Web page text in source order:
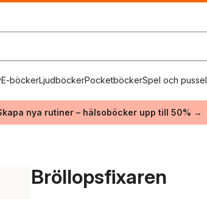
E-böckerLjudböckerPocketböckerSpel och pussel
nya rutiner – hälsoböcker upp till 50% →
Bröllopsfixaren